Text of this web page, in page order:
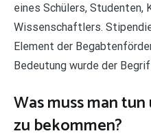
eines Schülers, Studenten,
Wissenschaftlers.
Element der
Bedeutung wurde der
Was muss man
zu bekommen?